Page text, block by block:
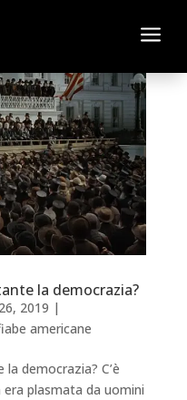
a
la democrazia?
2019 |
americane
democrazia? C’è
plasmata da uomini